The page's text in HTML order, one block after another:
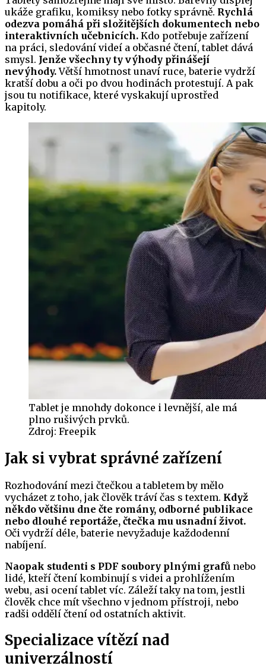
ukáže grafiku, komiksy nebo fotky správně. Rychlá
odezva pomáhá při složitějších dokumentech nebo
interaktivních učebnicích. Kdo potřebuje zařízení
na práci, sledování videí a občasné čtení, tablet dává
smysl. Jenže všechny ty výhody přinášejí
nevýhody.Větší hmotnost unaví ruce, baterie vydrží
kratší dobu a oči po dvou hodinách protestují. A pak
jsou tu notifikace, které vyskakují uprostřed
kapitoly.
Tablet je mnohdy dokonce i levnější, ale má
plno rušivých prvků.
Zdroj: Freepik
Jak si vybrat správné zařízení
Rozhodování mezi čtečkou a tabletem by mělo
vycházet z toho, jak člověk tráví čas s textem. Když
někdo většinu dne čte romány, odborné publikace
nebo dlouhé reportáže, čtečka mu usnadní život.
Oči vydrží déle, baterie nevyžaduje každodenní
nabíjení.
Naopak studenti s PDF soubory plnými grafů nebo
lidé, kteří čtení kombinují s videi a prohlížením
webu, asi ocení tablet víc. Záleží taky na tom, jestli
člověk chce mít všechno v jednom přístroji, nebo
radši oddělí čtení od ostatních aktivit.
Specializace vítězí nad
univerzálností